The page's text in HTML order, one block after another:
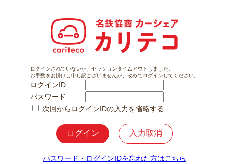
ログインされていないか、セッションタイムアウトしました。
お手数をお掛けし申し訳ございませんが、改めてログインしてください。
ログインID:
パスワード:
次回からログインIDの入力を省略する
パスワード・ログインIDを忘れた方はこちら